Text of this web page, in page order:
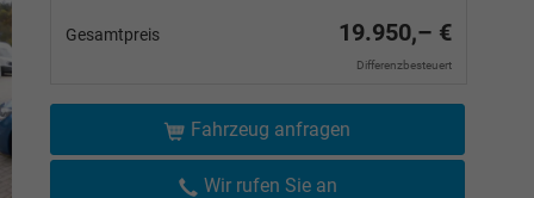
Gesamtpreis 19.950,– €
Differenzbesteuert
Fahrzeug anfragen
Wir rufen Sie an